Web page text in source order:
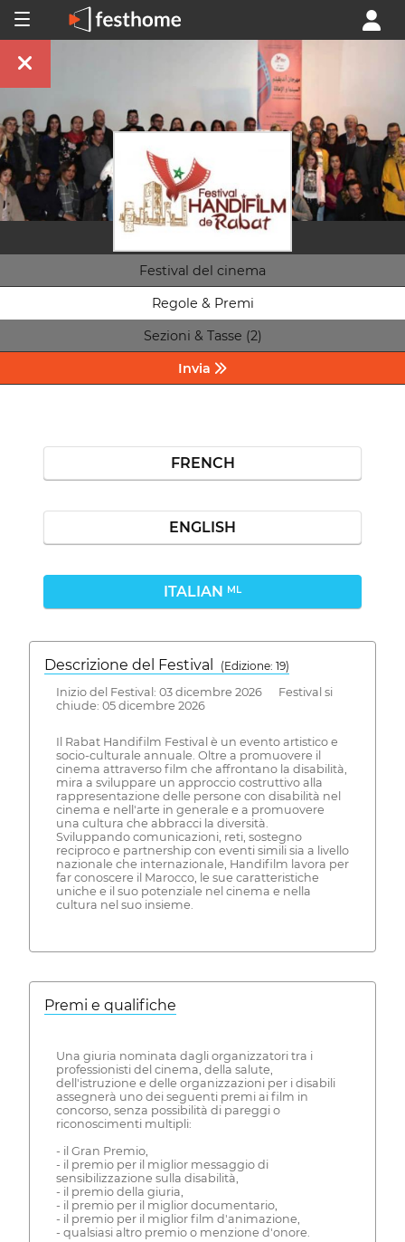
Festival del cinema
Regole & Premi
Sezioni & Tasse (2)
Invia
FRENCH
ENGLISH
ITALIAN ML
Descrizione del Festival
( Edizione: 19)
Inizio del Festival: 03 dicembre 2026 Festival si
chiude: 05 dicembre 2026
Il Rabat Handifilm Festival è un evento artistico e
socio-culturale annuale. Oltre a promuovere il
cinema attraverso film che affrontano la disabilità,
mira a sviluppare un approccio costruttivo alla
rappresentazione delle persone con disabilità nel
cinema e nell'arte in generale e a promuovere
una cultura che abbracci la diversità.
Sviluppando comunicazioni, reti, sostegno
reciproco e partnership con eventi simili sia a livello
nazionale che internazionale, Handifilm lavora per
far conoscere il Marocco, le sue caratteristiche
uniche e il suo potenziale nel cinema e nella
cultura nel suo insieme.
Premi e qualifiche
Una giuria nominata dagli organizzatori tra i
professionisti del cinema, della salute,
dell'istruzione e delle organizzazioni per i disabili
assegnerà uno dei seguenti premi ai film in
concorso, senza possibilità di pareggi o
riconoscimenti multipli:
- il Gran Premio,
- il premio per il miglior messaggio di
sensibilizzazione sulla disabilità,
- il premio della giuria,
- il premio per il miglior documentario,
- il premio per il miglior film d'animazione,
- qualsiasi altro premio o menzione d'onore.